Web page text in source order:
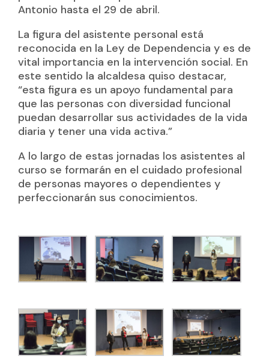
Antonio hasta el 29 de abril.
La figura del asistente personal está
reconocida en la Ley de Dependencia y es de
vital importancia en la intervención social. En
este sentido la alcaldesa quiso destacar,
“esta figura es un apoyo fundamental para
que las personas con diversidad funcional
puedan desarrollar sus actividades de la vida
diaria y tener una vida activa.”
A lo largo de estas jornadas los asistentes al
curso se formarán en el cuidado profesional
de personas mayores o dependientes y
perfeccionarán sus conocimientos.